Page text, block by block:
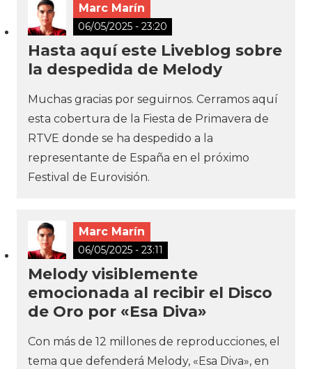
Marc Marín
06/05/2025 - 23:20
Hasta aquí este Liveblog sobre
la despedida de Melody
Muchas gracias por seguirnos. Cerramos aquí
esta cobertura de la Fiesta de Primavera de
RTVE donde se ha despedido a la
representante de España en el próximo
Festival de Eurovisión.
Marc Marín
06/05/2025 - 23:11
Melody visiblemente
emocionada al recibir el Disco
de Oro por «Esa Diva»
Con más de 12 millones de reproducciones, el
tema que defenderá Melody, «Esa Diva», en